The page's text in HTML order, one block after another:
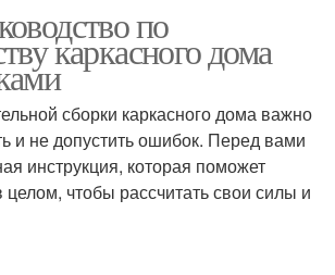
Красивые крыши
крыша Шатровая крыша
по
каркасного дома
сборки каркасного дома важно
и не допустить ошибок. Перед вами
инструкция, которая поможет
целом, чтобы рассчитать свои силы и